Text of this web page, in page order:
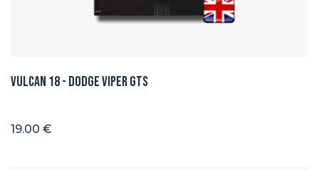
Vulcan 18 - Dodge Viper GTS
19.00 €